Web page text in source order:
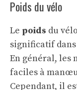
Poids du vélo
Le poids du
significatif
En général, les
faciles à
Cependant, il